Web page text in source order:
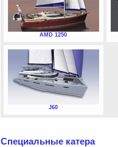
AMD 1250
J60
Специальные катера